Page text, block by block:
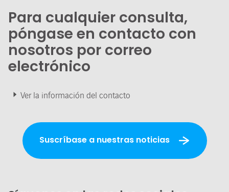
Para cualquier consulta,
póngase en contacto con
nosotros por correo
electrónico
Ver la información del contacto
Suscríbase a nuestras noticias